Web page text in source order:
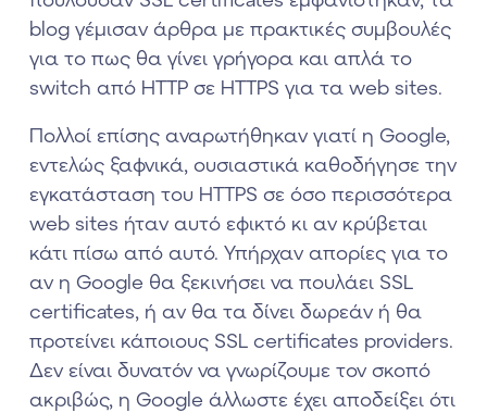
blog γέμισαν άρθρα με πρακτικές συμβουλές
για το πως θα γίνει γρήγορα και απλά το
switch από HTTP σε HTTPS για τα web sites.
Πολλοί επίσης αναρωτήθηκαν γιατί η Google,
εντελώς ξαφνικά, ουσιαστικά καθοδήγησε την
εγκατάσταση του HTTPS σε όσο περισσότερα
web sites ήταν αυτό εφικτό κι αν κρύβεται
κάτι πίσω από αυτό. Υπήρχαν απορίες για το
αν η Google θα ξεκινήσει να πουλάει SSL
certificates, ή αν θα τα δίνει δωρεάν ή θα
προτείνει κάποιους SSL certificates providers.
Δεν είναι δυνατόν να γνωρίζουμε τον σκοπό
ακριβώς, η Google άλλωστε έχει αποδείξει ότι